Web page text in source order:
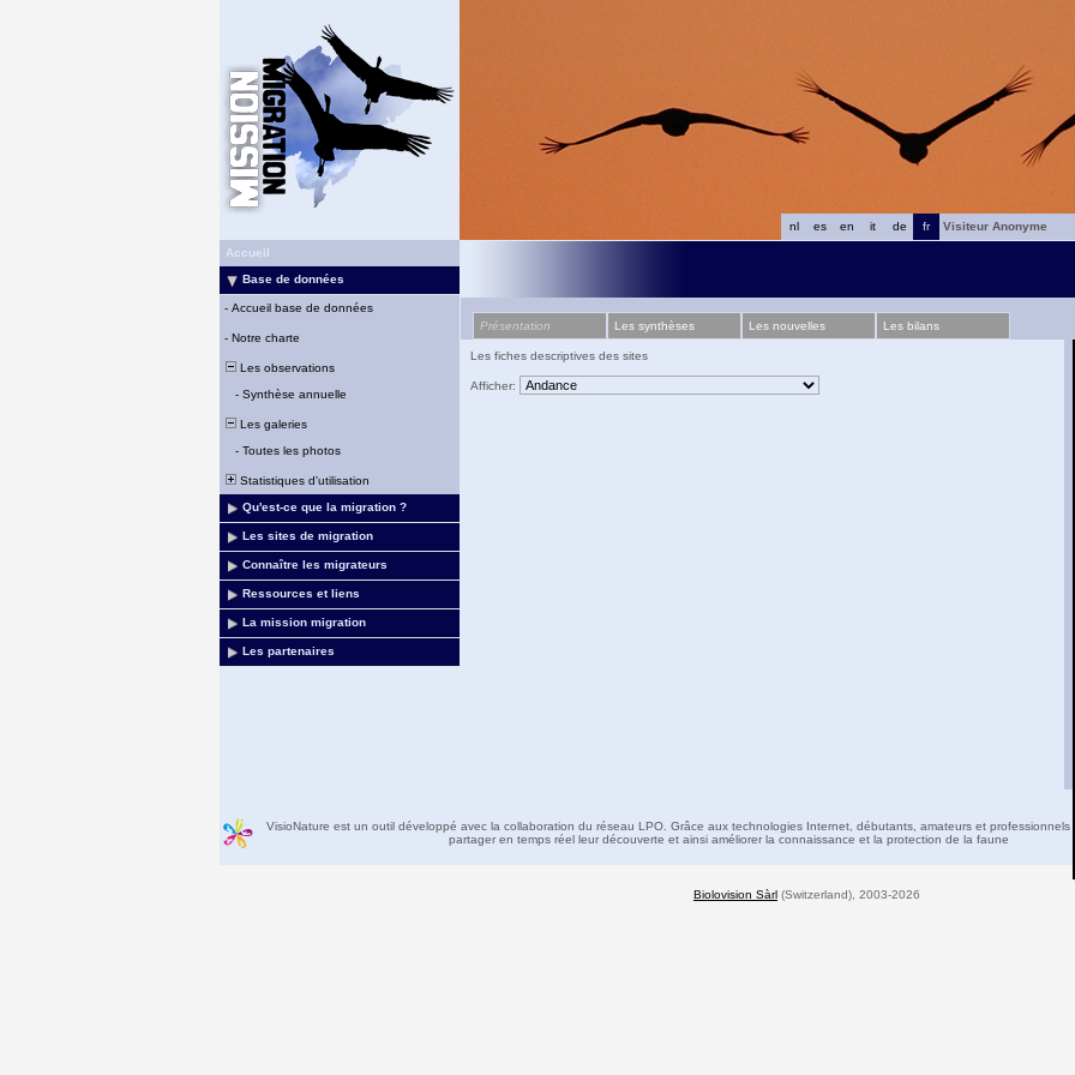
fr
de
it
en
es
nl
Visiteur Anonyme
Accueil
Base de données
- Accueil base de données
- Notre charte
Les observations
- Synthèse annuelle
Les galeries
- Toutes les photos
Statistiques d'utilisation
Qu'est-ce que la migration ?
Les sites de migration
Connaître les migrateurs
Ressources et liens
La mission migration
Les partenaires
Présentation Les synthèses Les nouvelles Les bilans
Les fiches descriptives des sites
Afficher:
VisioNature est un outil développé avec la collaboration du réseau LPO. Grâce aux technologies Internet, débutants, amateurs et professionnels
partager en temps réel leur découverte et ainsi améliorer la connaissance et la protection de la faune
Biolovision Sàrl (Switzerland), 2003-2026